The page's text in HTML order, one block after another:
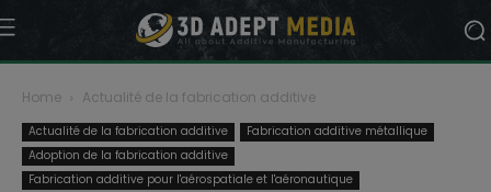
Home Actualité de la fabrication additive
Actualité de la fabrication additive
Fabrication additive métallique
Adoption de la fabrication additive
Fabrication additive pour l'aérospatiale et l'aéronautique